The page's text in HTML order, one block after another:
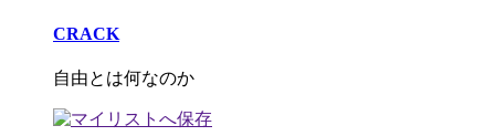
CRACK
自由とは何なのか